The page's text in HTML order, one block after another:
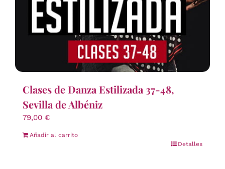
Clases de Danza Estilizada 37-48,
Sevilla de Albéniz
79,00 €
Añadir al carrito
Detalles